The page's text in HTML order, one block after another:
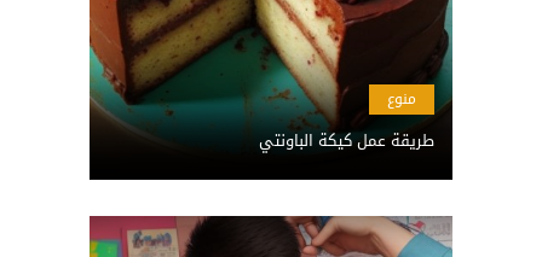
منوع
طريقة عمل كيكة الباونتي